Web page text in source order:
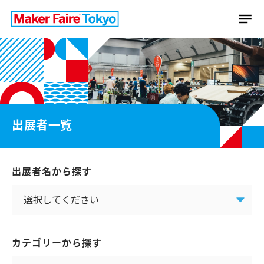
出展者一覧
出展者名から探す
カテゴリーから探す